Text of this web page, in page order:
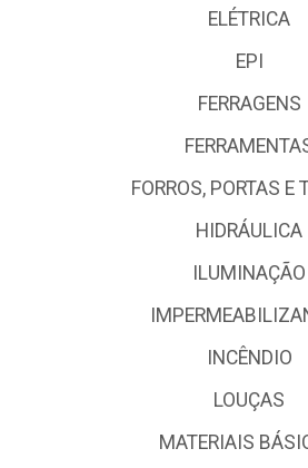
ELÉTRICA
EPI
FERRAGENS
FORROS, PORTAS E
HIDRÁULICA
ILUMINAÇÃO
INCÊNDIO
LOUÇAS
MATERIAIS